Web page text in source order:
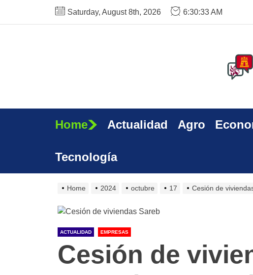
Saturday, August 8th, 2026 6:30:34 AM
Home Actualidad Agro
Tecnología
Home 2024 octubre 17 Cesión de
ACTUALIDAD EMPRESAS
Cesión de